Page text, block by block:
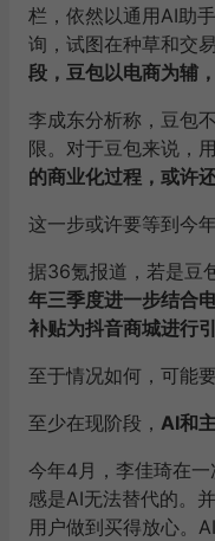
栏，依然以通用AI助
询，试图在种草和交
段，豆包以电商为辅
李成东分析称，豆包
限。对于豆包来说，
的商业化过程，或许
这一步或许要等到今
据36氪报道，若是豆
年三季度进一步结合
补贴为抖音商城进行
至于情况如何，可能
至少在现阶段， AI和
今年4月，李佳琦在
感是AI无法替代的。
用户做到买得放心。